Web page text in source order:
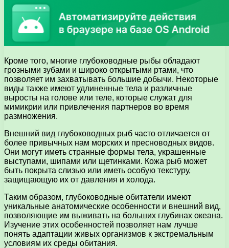
Кроме того, многие глубоководные рыбы обладают
грозными зубами и широко открытыми ртами, что
позволяет им захватывать большие добычи. Некоторые
виды также имеют удлиненные тела и различные
выросты на голове или теле, которые служат для
мимикрии или привлечения партнеров во время
размножения.
Внешний вид глубоководных рыб часто отличается от
более привычных нам морских и пресноводных видов.
Они могут иметь странные формы тела, украшенные
выступами, шипами или щетинками. Кожа рыб может
быть покрыта слизью или иметь особую текстуру,
защищающую их от давления и холода.
Таким образом, глубоководные обитатели имеют
уникальные анатомические особенности и внешний вид,
позволяющие им выживать на больших глубинах океана.
Изучение этих особенностей позволяет нам лучше
понять адаптации живых организмов к экстремальным
условиям их среды обитания.